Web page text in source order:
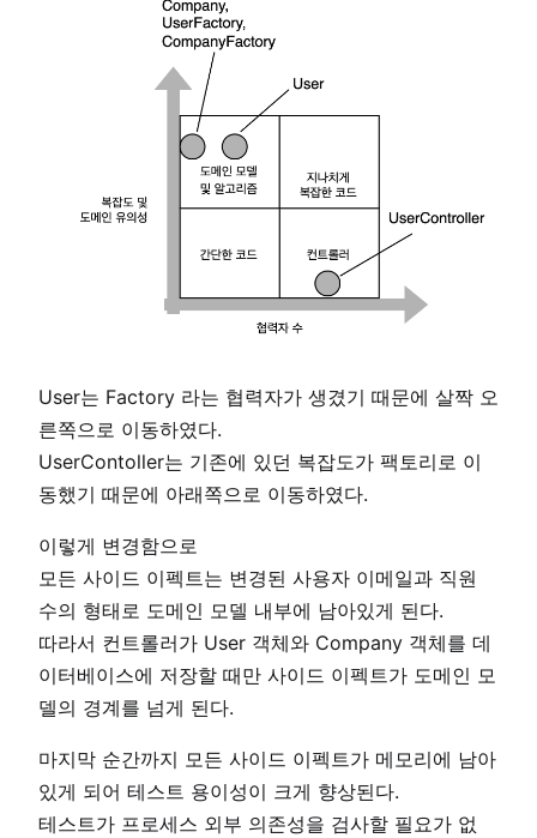
User는 Factory 라는 협력자가 생겼기 때문에 살짝 오
른쪽으로 이동하였다.
UserContoller는 기존에 있던 복잡도가 팩토리로 이
동했기 때문에 아래쪽으로 이동하였다.
이렇게 변경함으로
모든 사이드 이펙트는 변경된 사용자 이메일과 직원
수의 형태로 도메인 모델 내부에 남아있게 된다.
따라서 컨트롤러가 User 객체와 Company 객체를 데
이터베이스에 저장할 때만 사이드 이펙트가 도메인 모
델의 경계를 넘게 된다.
마지막 순간까지 모든 사이드 이펙트가 메모리에 남아
있게 되어 테스트 용이성이 크게 향상된다.
테스트가 프로세스 외부 의존성을 검사할 필요가 없